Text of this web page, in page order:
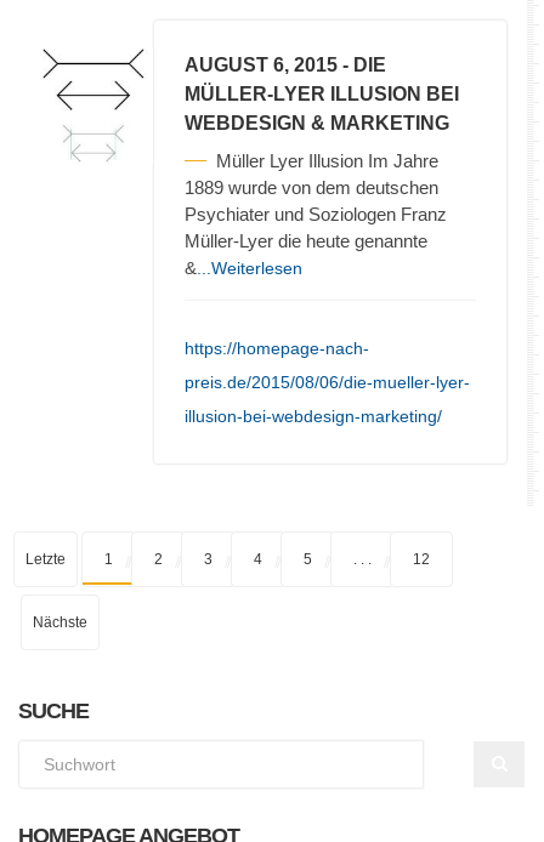
AUGUST 6, 2015 - DIE
MÜLLER-LYER ILLUSION BEI
WEBDESIGN & MARKETING
Müller Lyer Illusion Im Jahre
1889 wurde von dem deutschen
Psychiater und Soziologen Franz
Müller-Lyer die heute genannte
& ...Weiterlesen
https://homepage-nach-
preis.de/2015/08/06/die-mueller-lyer-
illusion-bei-webdesign-marketing/
Letzte 1 2 3 4 5 12
Nächste
SUCHE
HOMEPAGE ANGEBOT